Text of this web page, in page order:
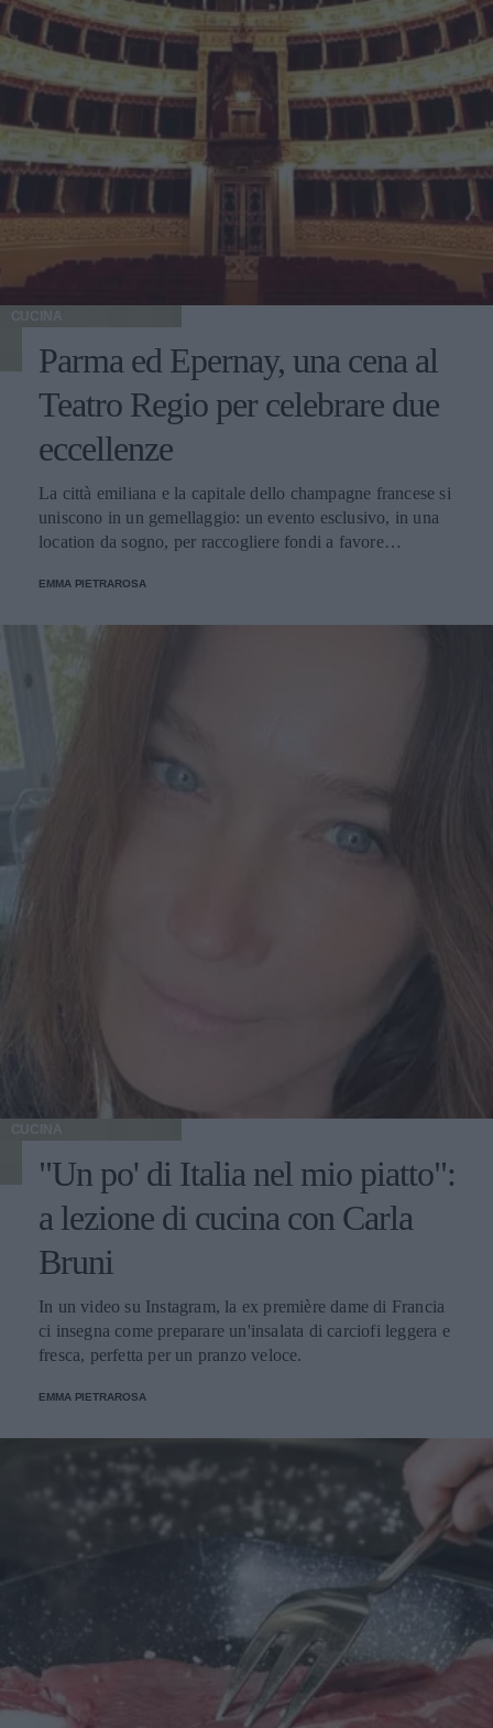
CUCINA
Parma ed Epernay, una cena al
Teatro Regio per celebrare due
eccellenze
La città emiliana e la capitale dello champagne francese si
uniscono in un gemellaggio: un evento esclusivo, in una
location da sogno, per raccogliere fondi a favore
EMMA PIETRAROSA
CUCINA
"Un po' di Italia nel mio piatto":
a lezione di cucina con Carla
Bruni
In un video su Instagram, la ex première dame di Francia
ci insegna come preparare un'insalata di carciofi leggera e
fresca, perfetta per un pranzo veloce.
EMMA PIETRAROSA